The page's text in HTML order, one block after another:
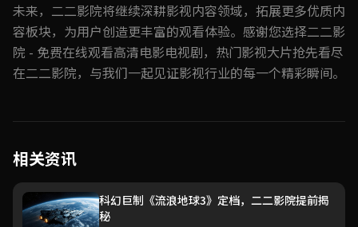
未来，二二影院将继续深耕影视内容领域，拓展更多优质内
容板块，为用户创造更丰富的观看体验。感谢您选择二二影
院 - 免费在线观看高清电影电视剧，热门影视大片抢先看尽
在二二影院，与我们一起见证影视行业的每一个精彩瞬间。
相关资讯
科幻巨制《流浪地球3》定档，二二影院提前揭
秘